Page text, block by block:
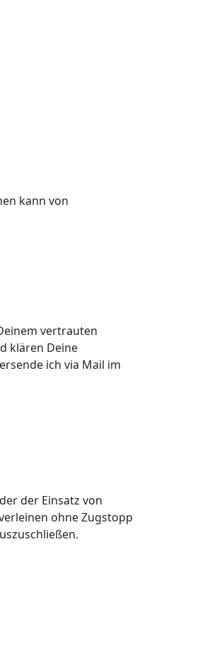
kann von
vertrauten
klären Deine
ich via Mail im
der Einsatz von
ohne Zugstopp